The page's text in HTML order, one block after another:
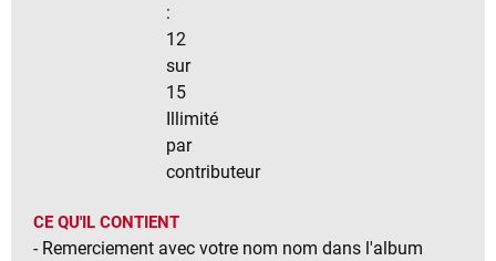
:
12
sur
15
Illimité
par
contributeur
CE QU'IL CONTIENT
- Remerciement avec votre nom nom dans l'album